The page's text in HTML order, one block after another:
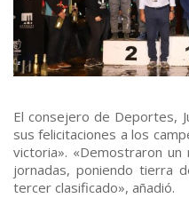
El consejero de Deportes,
sus felicitaciones a los
victoria». «Demostraron
jornadas, poniendo tierra
tercer clasificado», añadió.